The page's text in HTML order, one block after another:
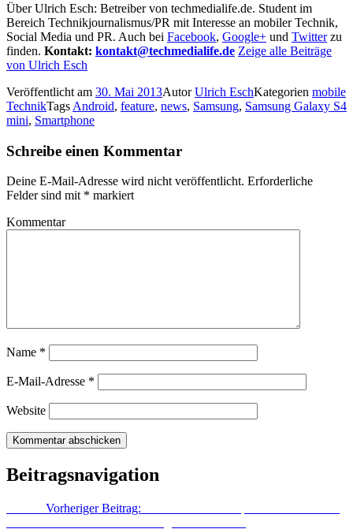
Über Ulrich Esch: Betreiber von techmedialife.de. Student im
Bereich Technikjournalismus/PR mit Interesse an mobiler Technik,
Social Media und PR. Auch bei Facebook, Google+ und Twitterzu
finden. Kontakt: kontakt@techmedialife.de Zeige alle Beiträge
von Ulrich Esch
Veröffentlicht am 30. Mai 2013AutorUlrich EschKategorien mobile
TechnikTags Android, feature, news, Samsung, Samsung Galaxy S4
mini, Smartphone
Schreibe einen Kommentar
Deine E-Mail-Adresse wird nicht veröffentlicht. Erforderliche
Felder sind mit * markiert
Kommentar
Name *
E-Mail-Adresse *
Website
Beitragsnavigation
Vorheriger Beitrag: